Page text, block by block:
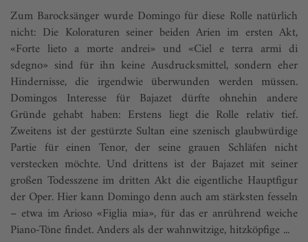
Zum Barocksänger wurde Domingo für diese Rolle natürlich
nicht: Die Koloraturen seiner beiden Arien im ersten Akt,
«Forte lieto a morte andrei» und «Ciel e terra armi di
sdegno» sind für ihn keine Ausdrucksmittel, sondern eher
Hindernisse, die irgendwie überwunden werden müssen.
Domingos Interesse für Bajazet dürfte ohnehin andere
Gründe gehabt haben: Erstens liegt die Rolle relativ tief.
Zweitens ist der gestürzte Sultan eine szenisch glaubwürdige
Partie für einen Tenor, der seine grauen Schläfen nicht
verstecken möchte. Und drittens ist der Bajazet mit seiner
großen Todesszene im dritten Akt die eigentliche Hauptfigur
der Oper. Hier kann Domingo denn auch am stärksten fesseln
– etwa im Arioso «Figlia mia», für das er anrührend weiche
Piano-Töne findet. Anders als der wahnwitzige, hitzköpfige ...